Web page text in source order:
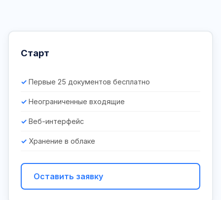
Старт
Первые 25 документов бесплатно
Неограниченные входящие
Веб-интерфейс
Хранение в облаке
Оставить заявку